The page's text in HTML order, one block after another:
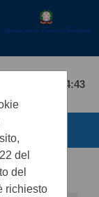
09/08/2026 04:43
del
del
richiesto